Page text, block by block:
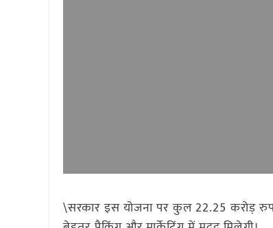
\सरकार इस योजना पर कुल 22.25 करोड़